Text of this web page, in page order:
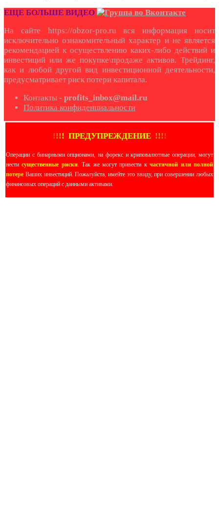
ЕЩЕ БОЛЬШЕ ВИДЕО
На сайте https://obzor-pro.ru вся информация носит
исключительно ознакомительный характер и не является
рекомендацией к осуществлению каких-либо действий и
инвестиций или же покупке\продаже активов. Трейдинг,
как и любой другой вид инвестиционной деятельности,
предусматривает риск потери капитала.
Контакты - profits_inbox@mail.ru
Политика конфиденциальности
!!!! ПРЕДУПРЕЖДЕНИЕ !!!!
Операции с бинарными опционами, на форекс и криповалютные операции, могут
нестисущественные риски. Так же могут привести кчастичной или полной
потере Ваших инвестиций. Пожалуйста, имейте это ввиду, при совершении любых
финансовых операций с данными активами.